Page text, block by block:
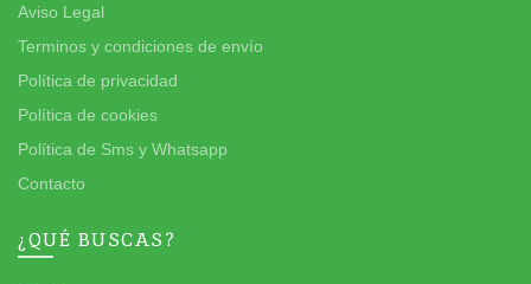
Aviso Legal
Terminos y condiciones de envío
Política de privacidad
Política de cookies
Política de Sms y Whatsapp
Contacto
¿QUÉ BUSCAS?